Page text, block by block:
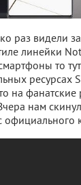
раз видели
линейки
то
ресурсах
на
нам